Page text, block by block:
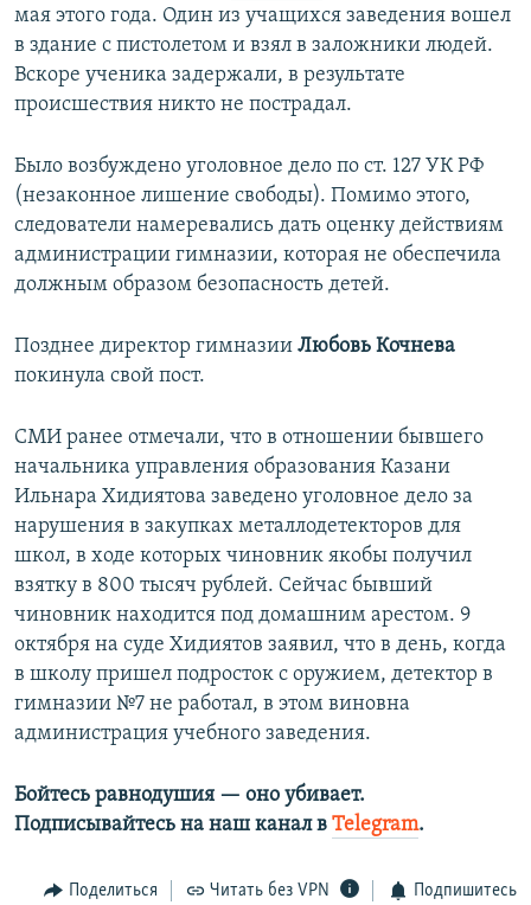
мая этого года. Один из учащихся заведения вошел
в здание с пистолетом и взял в заложники людей.
Вскоре ученика задержали, в результате
происшествия никто не пострадал.
Было возбуждено уголовное дело по ст. 127 УК РФ
(незаконное лишение свободы). Помимо этого,
следователи намеревались дать оценку действиям
администрации гимназии, которая не обеспечила
должным образом безопасность детей.
Позднее директор гимназии Любовь Кочнева
покинула свой пост.
СМИ ранее отмечали, что в отношении бывшего
начальника управления образования Казани
Ильнара Хидиятова заведено уголовное дело за
нарушения в закупках металлодетекторов для
школ, в ходе которых чиновник якобы получил
взятку в 800 тысяч рублей. Сейчас бывший
чиновник находится под домашним арестом. 9
октября на суде Хидиятов заявил, что в день, когда
в школу пришел подросток с оружием, детектор в
гимназии №7 не работал, в этом виновна
администрация учебного заведения.
Бойтесь равнодушия — оно убивает.​
Подписывайтесь на наш канал в Telegram.
Поделиться Читать без VPN Подпишитесь